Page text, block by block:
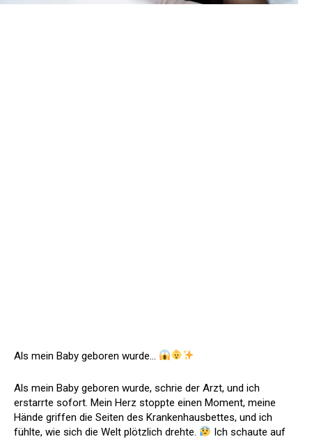
Als mein Baby geboren wurde…
Als mein Baby geboren wurde, schrie der Arzt, und ich
erstarrte sofort. Mein Herz stoppte einen Moment, meine
Hände griffen die Seiten des Krankenhausbettes, und ich
fühlte, wie sich die Welt plötzlich drehte.
Ich schaute auf